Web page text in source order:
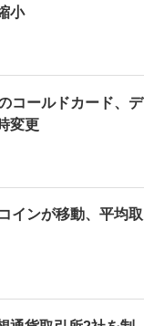
小
コールドカード、デ
変更
インが移動、平均取